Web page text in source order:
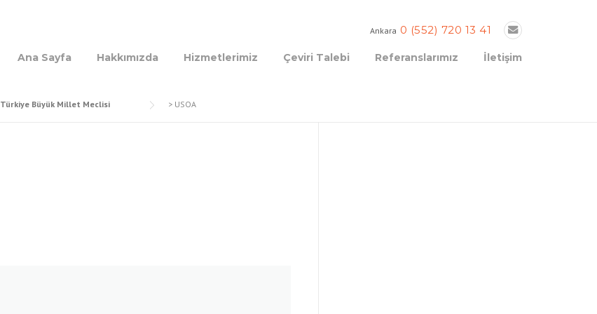
Ankara 0 (552) 720 13 41
Ana Sayfa Hakkımızda Hizmetlerimiz Çeviri Talebi Referanslarımız İletişim
Türkiye Büyük Millet Meclisi > USOA